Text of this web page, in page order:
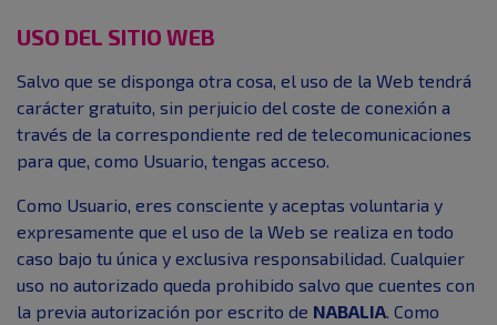
USO DEL SITIO WEB
Salvo que se disponga otra cosa, el uso de la Web tendrá
carácter gratuito, sin perjuicio del coste de conexión a
través de la correspondiente red de telecomunicaciones
para que, como Usuario, tengas acceso.
Como Usuario, eres consciente y aceptas voluntaria y
expresamente que el uso de la Web se realiza en todo
caso bajo tu única y exclusiva responsabilidad. Cualquier
uso no autorizado queda prohibido salvo que cuentes con
la previa autorización por escrito de NABALIA. Como